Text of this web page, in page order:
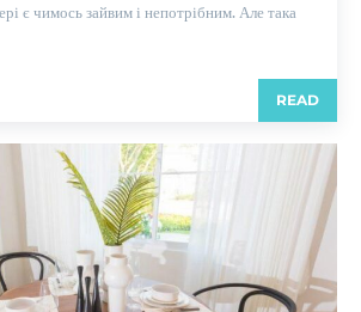
є чимось зайвим і непотрібним. Але така
READ